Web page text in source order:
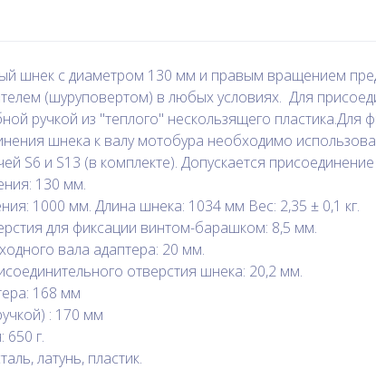
шнек с диаметром 130 мм и правым вращением
(шуруповертом) в любых условиях. Для
ручкой из "теплого" нескользящего пластика.Для
шнека к валу мотобура необходимо
S6 и S13 (в комплекте). Допускается
130 мм.
1000 мм. Длина шнека: 1034 мм Вес: 2,35 ± 0,1 кг.
для фиксации винтом-барашком: 8,5 мм.
вала адаптера: 20 мм.
отверстия шнека: 20,2 мм.
168 мм
: 170 мм
650 г.
латунь, пластик.